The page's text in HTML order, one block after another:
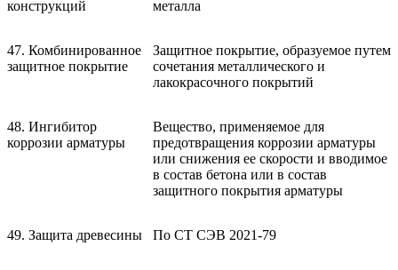
конструкций
металла
47. Комбинированное
защитное покрытие
Защитное покрытие, образуемое путем
сочетания металлического и
лакокрасочного покрытий
48. Ингибитор
коррозии арматуры
Вещество, применяемое для
предотвращения коррозии арматуры
или снижения ее скорости и вводимое
в состав бетона или в состав
защитного покрытия арматуры
49. Защита древесины По СТ СЭВ 2021-79